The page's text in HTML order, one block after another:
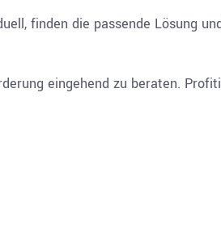
finden die passende Lösung
eingehend zu beraten.